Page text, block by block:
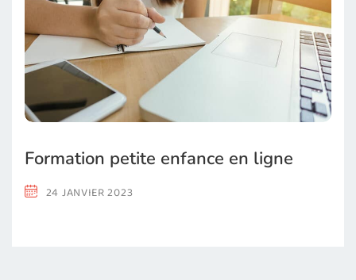
Formation petite enfance en ligne
24 JANVIER 2023